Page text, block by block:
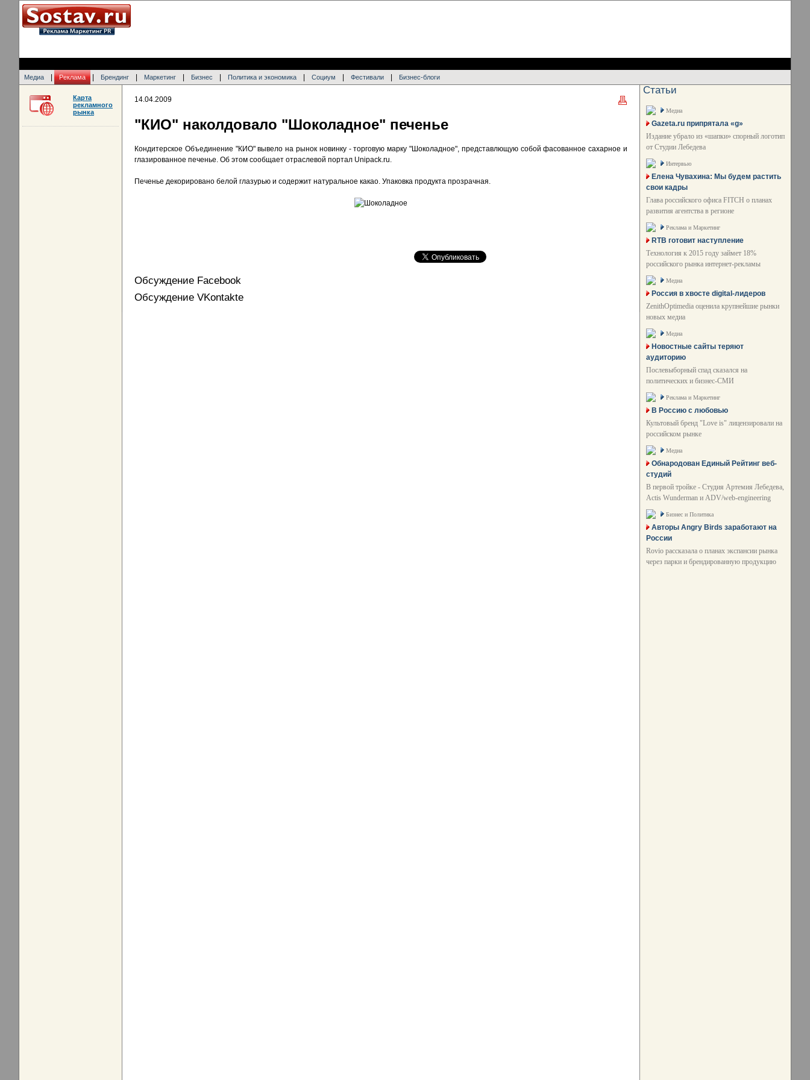
Медиа Реклама Брендинг Маркетинг Бизнес Политика и экономика Социум Фестивали Бизнес-блоги
14.04.2009
"КИО" наколдовало "Шоколадное" печенье
Кондитерское Объединение "КИО" вывело на рынок новинку - торговую марку "Шоколадное", представлющую собой фасованное сахарное и
глазированное печенье. Об этом сообщает отраслевой портал Unipack.ru.
Печенье декорировано белой глазурью и содержит натуральное какао. Упаковка продукта прозрачная.
Обсуждение Facebook
Обсуждение VKontakte
Карта
рекламного
рынка
Статьи
Медиа
Gazeta.ru припрятала «g»
Издание убрало из «шапки» спорный логотип
от Студии Лебедева
Интервью
Елена Чувахина: Мы будем растить
свои кадры
Глава российского офиса FITCH о планах
развития агентства в регионе
Реклама и Маркетинг
RTB готовит наступление
Технология к 2015 году займет 18%
российского рынка интернет-рекламы
Медиа
Россия в хвосте digital-лидеров
ZenithOptimedia оценила крупнейшие рынки
новых медиа
Медиа
Новостные сайты теряют
аудиторию
Послевыборный спад сказался на
политических и бизнес-СМИ
Реклама и Маркетинг
В Россию с любовью
Культовый бренд "Love is" лицензировали на
российском рынке
Медиа
Обнародован Единый Рейтинг веб-
студий
В первой тройке - Студия Артемия Лебедева,
Actis Wunderman и ADV/web-engineering
Бизнес и Политика
Авторы Angry Birds заработают на
России
Rovio рассказала о планах экспансии рынка
через парки и брендированную продукцию